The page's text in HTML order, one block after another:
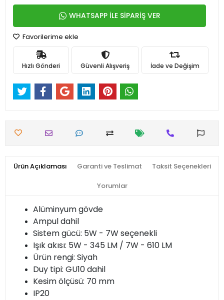
WHATSAPP İLE SİPARİŞ VER
Favorilerime ekle
Hızlı Gönderi Güvenli Alışveriş İade ve Değişim
Ürün Açıklaması Garanti ve Teslimat Taksit Seçenekleri
Yorumlar
Alüminyum gövde
Ampul dahil
Sistem gücü: 5W - 7W seçenekli
Işık akısı: 5W - 345 LM / 7W - 610 LM
Ürün rengi: Siyah
Duy tipi: GU10 dahil
Kesim ölçüsü: 70 mm
IP20